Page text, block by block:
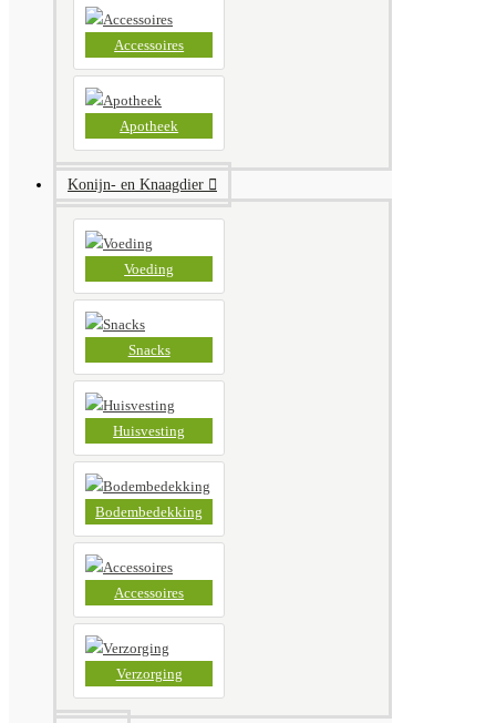
Accessoires
Apotheek
Konijn- en Knaagdier
Voeding
Snacks
Huisvesting
Bodembedekking
Accessoires
Verzorging